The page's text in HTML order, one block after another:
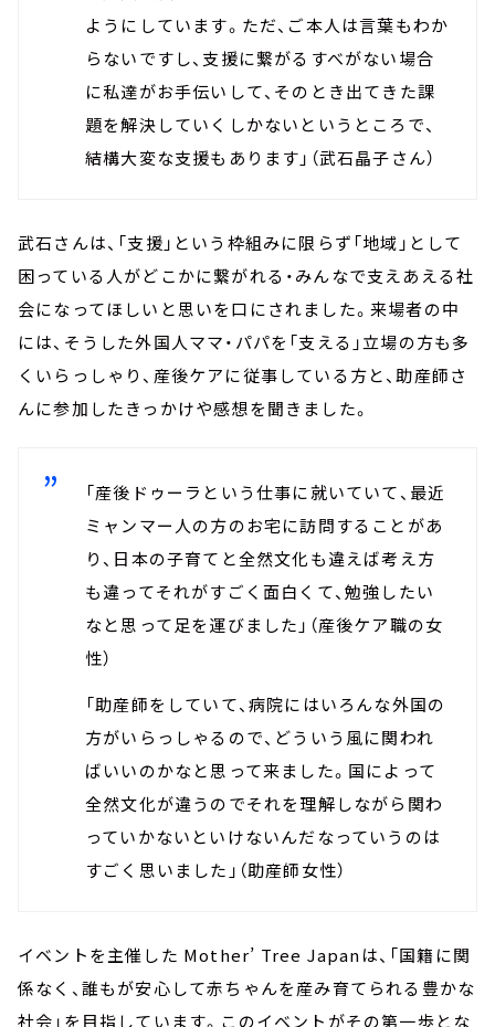
ようにしています。ただ、ご本人は言葉もわか
らないですし、支援に繋がるすべがない場合
に私達がお手伝いして、そのとき出てきた課
題を解決していくしかないというところで、
結構大変な支援もあります」（武石晶子さん）
武石さんは、「支援」という枠組みに限らず「地域」として
困っている人がどこかに繋がれる・みんなで支えあえる社
会になってほしいと思いを口にされました。来場者の中
には、そうした外国人ママ・パパを「支える」立場の方も多
くいらっしゃり、産後ケアに従事している方と、助産師さ
んに参加したきっかけや感想を聞きました。
「産後ドゥーラという仕事に就いていて、最近
ミャンマー人の方のお宅に訪問することがあ
り、日本の子育てと全然文化も違えば考え方
も違ってそれがすごく面白くて、勉強したい
なと思って足を運びました」（産後ケア職の女
性）
「助産師をしていて、病院にはいろんな外国の
方がいらっしゃるので、どういう風に関われ
ばいいのかなと思って来ました。国によって
全然文化が違うのでそれを理解しながら関わ
っていかないといけないんだなっていうのは
すごく思いました」（助産師女性）
イベントを主催した Mother’ Tree Japanは、「国籍に関
係なく、誰もが安心して赤ちゃんを産み育てられる豊かな
社会」を目指しています。このイベントがその第一歩とな